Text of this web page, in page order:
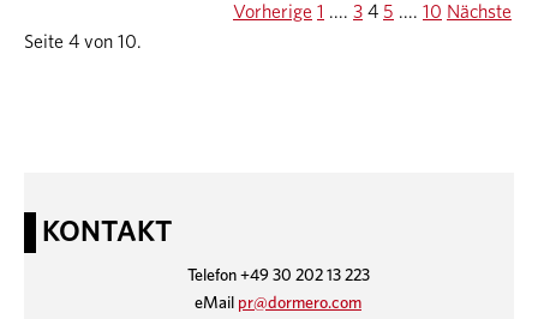
Seite 4 von 10.
Vorherige 1 .... 3 4 5 .... 10 Nächste
KONTAKT
Telefon +49 30 202 13 223
eMail pr@dormero.com